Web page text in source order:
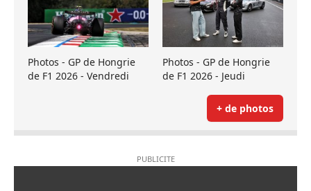
Photos - GP de Hongrie
de F1 2026 - Vendredi
Photos - GP de Hongrie
de F1 2026 - Jeudi
+ de photos